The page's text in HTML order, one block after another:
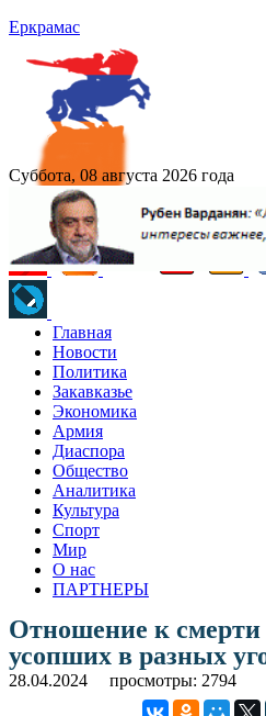
Еркрамас
Суббота, 08 августа 2026 года
Главная
Новости
Политика
Закавказье
Экономика
Армия
Диаспора
Общество
Аналитика
Культура
Спорт
Мир
О нас
ПАРТНЕРЫ
Отношение к
усопших в разных
28.04.2024 просмотры: 2794